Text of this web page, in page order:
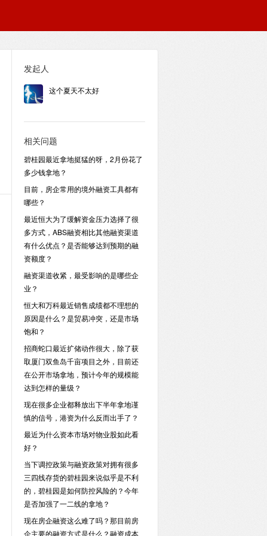
发起人
这个夏天不太好
相关问题
碧桂园最近拿地挺猛的呀，2月份花了
多少钱拿地？
目前，房企常用的境外融资工具都有
哪些？
最近恒大为了缓解资金压力选择了很
多方式，ABS融资相比其他融资渠道
有什么优点？是否能够达到预期的融
资额度？
融资渠道收紧，最受影响的是哪些企
业？
恒大和万科最近销售成绩都不理想的
原因是什么？是贸易冲突，还是市场
饱和？
招商蛇口最近扩储动作很大，除了获
取厦门双鱼岛千亩项目之外，目前还
在公开市场拿地，预计今年的规模能
达到怎样的量级？
现在很多企业都释放出下半年拿地谨
慎的信号，港资为什么反而出手了？
最近为什么资本市场对物业股如此看
好？
当下调控政策与融资政策对拥有很多
三四线存货的碧桂园来说似乎是不利
的，碧桂园是如何防控风险的？今年
是否加强了一二线的拿地？
现在房企融资这么难了吗？那目前房
企主要的融资方式是什么？融资成本